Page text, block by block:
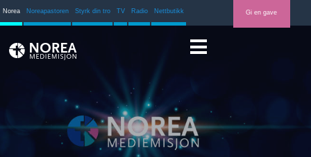
Norea Noreapastoren Styrk din tro TV Radio Nettbutikk Gi en gave